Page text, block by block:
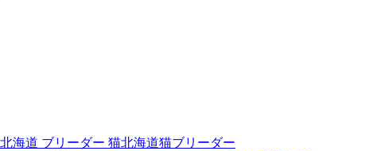
北海道 ブリーダー 猫北海道猫ブリーダー